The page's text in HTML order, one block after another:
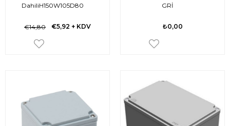
DahiliH150W105D80
H20
€5,92 + KDV
€14,80
GRİ
₺0,00